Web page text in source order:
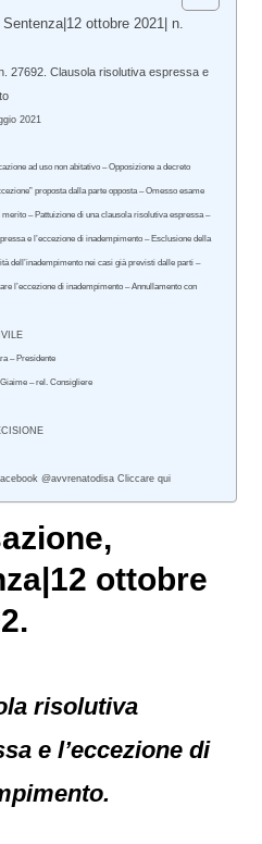
ottobre 2021| n.
27692. Clausola risolutiva espressa e
2021
ad uso non abitativo – Opposizione a decreto
proposta dalla parte opposta – Omesso esame
merito – Pattuizione di una clausola risolutiva espressa –
e l’eccezione di inadempimento – Esclusione della
dell’inadempimento nei casi già previsti dalle parti –
l’eccezione di inadempimento – Annullamento con
– Presidente
– rel. Consigliere
@avvrenatodisa Cliccare qui
ottobre
risolutiva
e l’eccezione di